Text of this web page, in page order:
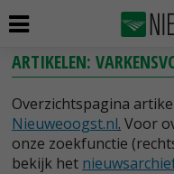
ARTIKELEN:
Overzichtspagina
Nieuweoogst.nl. Voor
onze zoekfunctie
bekijk het